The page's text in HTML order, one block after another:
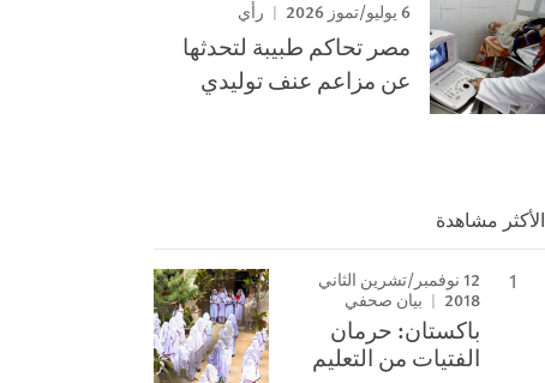
6 يوليو/تموز 2026 رأي
مصر تحاكم طبيبة لتحدثها
عن مزاعم عنف توليدي
الأكثر مشاهدة
12 نوفمبر/تشرين الثاني
2018
بيان صحفي
باكستان: حرمان
الفتيات من التعليم